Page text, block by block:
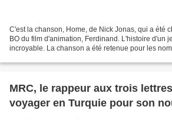
C'est la chanson, Home, de Nick Jonas, qui a été
BO du film d'animation, Ferdinand. L'histoire d'un
incroyable. La chanson a été retenue pour les
MRC, le rappeur aux trois
voyager en Turquie pour son